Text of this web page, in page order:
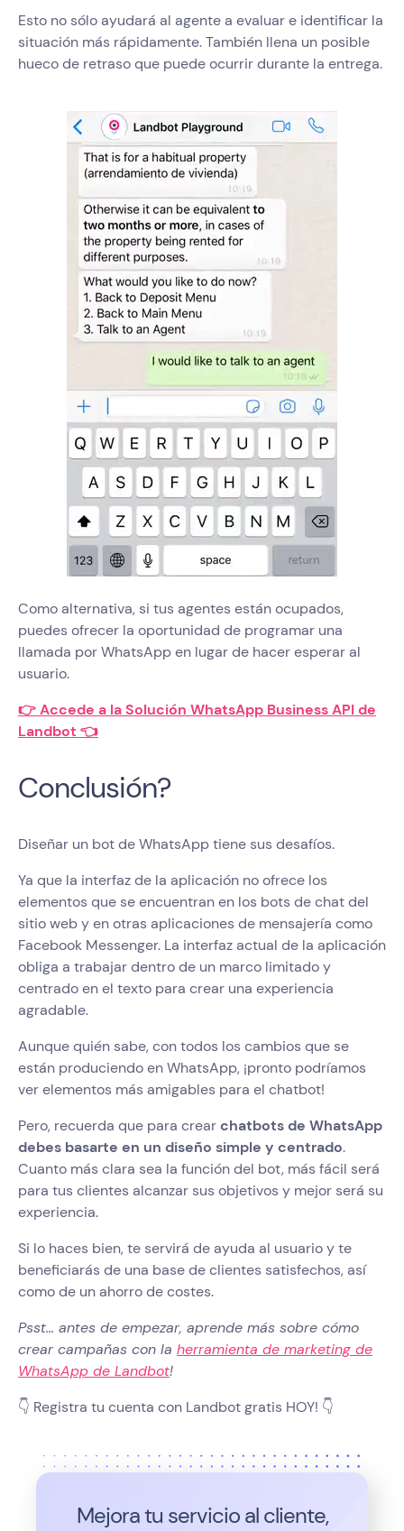
Esto no sólo ayudará al agente a evaluar e identificar la
situación más rápidamente. También llena un posible
hueco de retraso que puede ocurrir durante la entrega.
Como alternativa, si tus agentes están ocupados,
puedes ofrecer la oportunidad de programar una
llamada por WhatsApp en lugar de hacer esperar al
usuario.
👉 Accede a la Solución WhatsApp Business API de
Landbot 👈
Conclusión?
Diseñar un bot de WhatsApp tiene sus desafíos.
Ya que la interfaz de la aplicación no ofrece los
elementos que se encuentran en los bots de chat del
sitio web y en otras aplicaciones de mensajería como
Facebook Messenger. La interfaz actual de la aplicación
obliga a trabajar dentro de un marco limitado y
centrado en el texto para crear una experiencia
agradable.
Aunque quién sabe, con todos los cambios que se
están produciendo en WhatsApp, ¡pronto podríamos
ver elementos más amigables para el chatbot!
Pero, recuerda que para crearchatbots de WhatsApp
debes basarte en un diseño simple y centrado.
Cuanto más clara sea la función del bot, más fácil será
para tus clientes alcanzar sus objetivos y mejor será su
experiencia.
Si lo haces bien, te servirá de ayuda al usuario y te
beneficiarás de una base de clientes satisfechos, así
como de un ahorro de costes.
Psst... antes de empezar, aprende más sobre cómo
crear campañas con la herramienta de marketing de
WhatsApp de Landbot!
👇 Registra tu cuenta con Landbot gratis HOY! 👇
Mejora tu servicio al cliente,